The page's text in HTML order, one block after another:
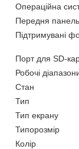
Операційна
Передня панель
Підтримувані
Порт для SD-
Робочі
Стан
Тип
Тип екрану
Типорозмір
Колір